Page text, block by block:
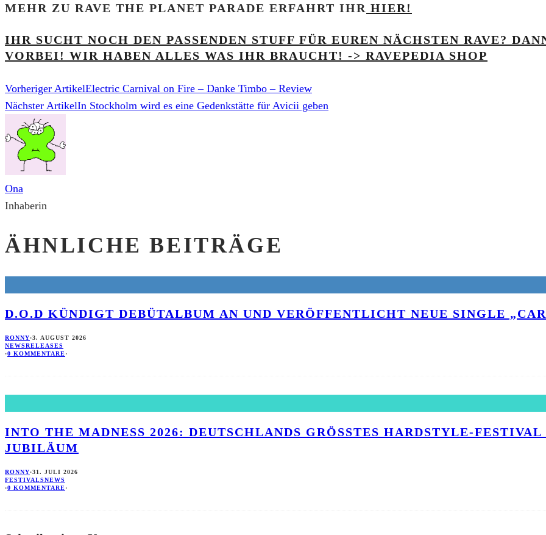
MEHR ZU RAVE THE PLANET PARADE ERFAHRT IHR HIER!
IHR SUCHT NOCH DEN PASSENDEN STUFF FÜR EUREN NÄCHSTEN RAVE?
VORBEI! WIR HABEN ALLES WAS IHR BRAUCHT! -> RAVEPEDIA SHOP
Vorheriger ArtikelElectric Carnival on Fire – Danke Timbo – Review
Nächster ArtikelIn Stockholm wird es eine Gedenkstätte für Avicii geben
Ona
Inhaberin
ÄHNLICHE BEITRÄGE
D.O.D KÜNDIGT DEBÜTALBUM AN UND VERÖFFENTLICHT NEUE SINGLE
RONNY·3. AUGUST 2026
NEWSRELEASES
·0 KOMMENTARE·
INTO THE MADNESS 2026: DEUTSCHLANDS GRÖSSTES HARDSTYLE-FESTIVAL
UBILÄUM
RONNY·31. JULI 2026
FESTIVALSNEWS
·0 KOMMENTARE·